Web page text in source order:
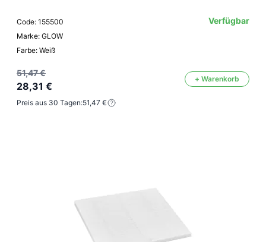
Code: 155500
Marke: GLOW
Farbe: Weiß
Verfügbar
51,47 €
28,31 €
+ Warenkorb
Preis aus 30 Tagen:51,47 €